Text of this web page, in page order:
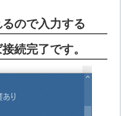
ので入力する
続完了です。